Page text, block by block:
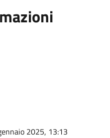
2025, 13:13